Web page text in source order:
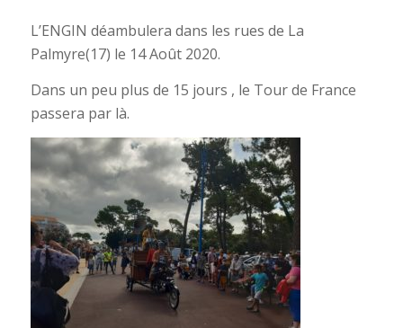
L’ENGIN déambulera dans les rues de La
Palmyre(17) le 14 Août 2020.
Dans un peu plus de 15 jours , le Tour de France
passera par là.